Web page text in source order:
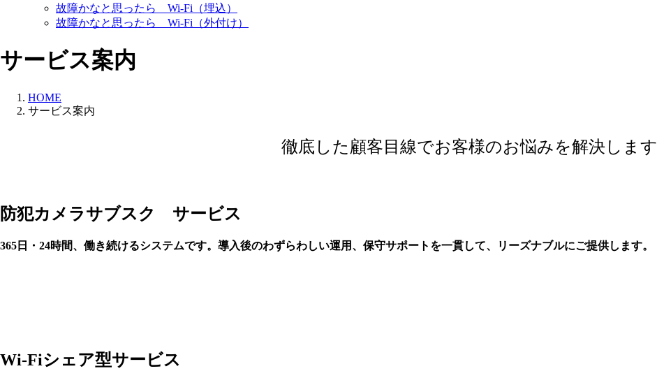
故障かなと思ったら Wi-Fi（埋込）
故障かなと思ったら Wi-Fi（外付け）
サービス案内
HOME
サービス案内
徹底した顧客目線でお客様のお悩みを解決します
防犯カメラサブスク サービス
365日・24時間、働き続けるシステムです。導入後のわずらわしい運用、保守サポートを一貫して、リーズナブルにご提供します。
Wi-Fiシェア型サービス